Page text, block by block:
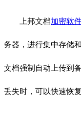
上邦文档加密软
务器，进行集中存储
文档强制自动上传到
丢失时，可以快速恢